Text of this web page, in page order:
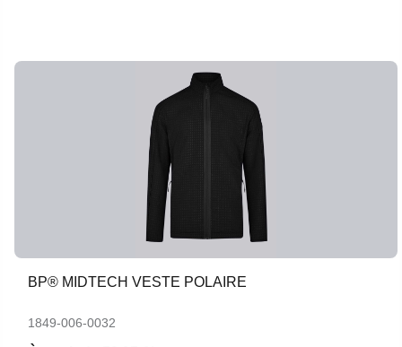
BP® MIDTECH VESTE POLAIRE
1849-006-0032